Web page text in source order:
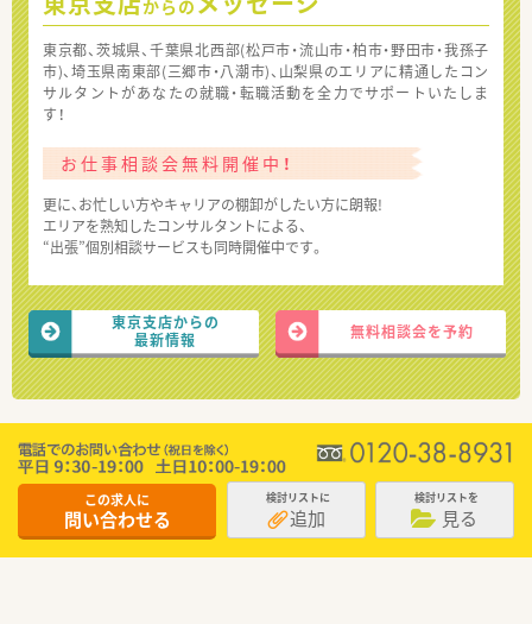
からの
東京都、茨城県、千葉県北西部(松戸市・流山市・柏市・野田市・我孫子
市)、埼玉県南東部(三郷市・八潮市)、山梨県のエリアに精通したコン
サルタントがあなたの就職・転職活動を全力でサポートいたしま
す！
お仕事相談会無料開催中！
更に、お忙しい方やキャリアの棚卸がしたい方に朗報!
エリアを熟知したコンサルタントによる、
“出張”個別相談サービスも同時開催中です。
東京支店からの
最新情報
無料相談会を予約
この求人に
問い合わせる
検討リストに
追加
検討リストを
見る